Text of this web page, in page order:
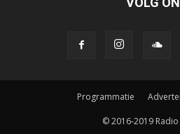
Programmatie
© 2016-2019